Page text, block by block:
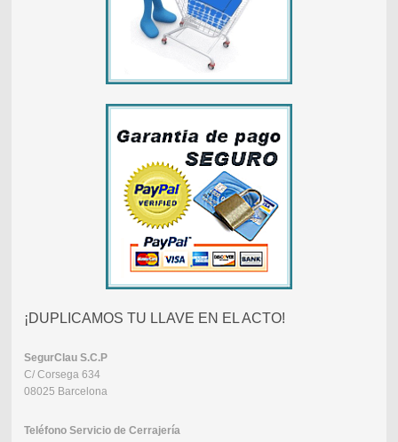
¡DUPLICAMOS TU LLAVE EN EL ACTO!
SegurClau S.C.P
C/ Corsega 634
08025 Barcelona
Teléfono Servicio de Cerrajería